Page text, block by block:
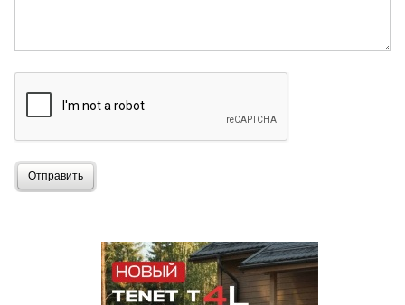
Отправить